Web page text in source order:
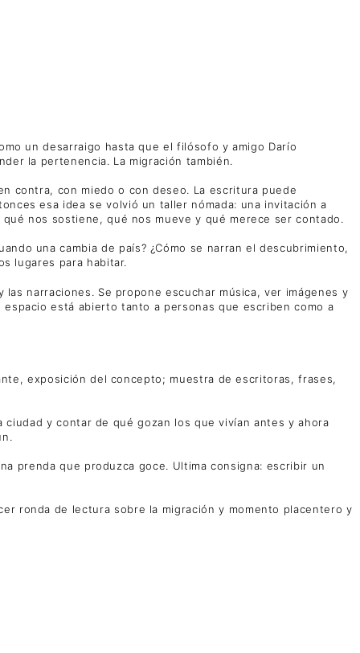
un desarraigo hasta que el filósofo y amigo Darío
la pertenencia. La migración también.
contra, con miedo o con deseo. La escritura puede
esa idea se volvió un taller nómada: una invitación a
nos sostiene, qué nos mueve y qué merece ser contado.
una cambia de país? ¿Cómo se narran el descubrimiento,
lugares para habitar.
narraciones. Se propone escuchar música, ver imágenes y
está abierto tanto a personas que escriben como a
exposición del concepto; muestra de escritoras, frases,
y contar de qué gozan los que vivían antes y ahora
prenda que produzca goce. Ultima consigna: escribir un
ronda de lectura sobre la migración y momento placentero y